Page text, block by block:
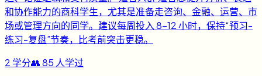
和协作能力的商科学生，尤其是准备走咨询、金融、运营、市
场或管理方向的同学。建议每周投入 8-12 小时，保持“预习-
练习-复盘”节奏，比考前突击更稳。
2 学分👥85 人学过